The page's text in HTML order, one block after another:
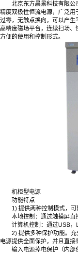
北京东方晨景科技有限公
精度双极性恒流电源，广泛
过零，无触点换向，可以产
高精度磁场平台，连续扫场、
方便的使用和控制形式。
机柜型电源
功能特点
1) 提供两种控制模式，可
本地控制：通过触摸屏直
计算机控制：通过USB，
2) 提供多种保护功能。
电源提供全面保护，并且直接
输入电源掉电保护（内部